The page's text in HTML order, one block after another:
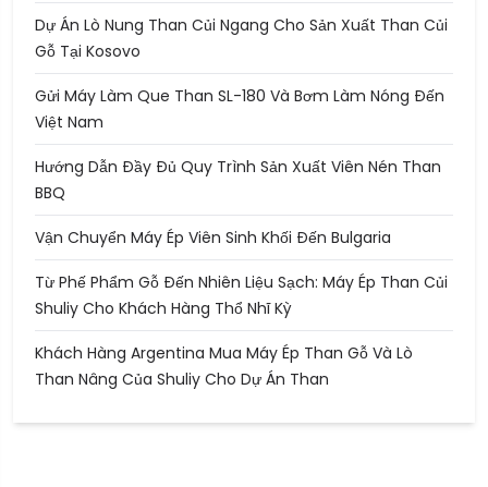
Dự Án Lò Nung Than Củi Ngang Cho Sản Xuất Than Củi
Gỗ Tại Kosovo
Gửi Máy Làm Que Than SL-180 Và Bơm Làm Nóng Đến
Việt Nam
Hướng Dẫn Đầy Đủ Quy Trình Sản Xuất Viên Nén Than
BBQ
Vận Chuyển Máy Ép Viên Sinh Khối Đến Bulgaria
Từ Phế Phẩm Gỗ Đến Nhiên Liệu Sạch: Máy Ép Than Củi
Shuliy Cho Khách Hàng Thổ Nhĩ Kỳ
Khách Hàng Argentina Mua Máy Ép Than Gỗ Và Lò
Than Nâng Của Shuliy Cho Dự Án Than